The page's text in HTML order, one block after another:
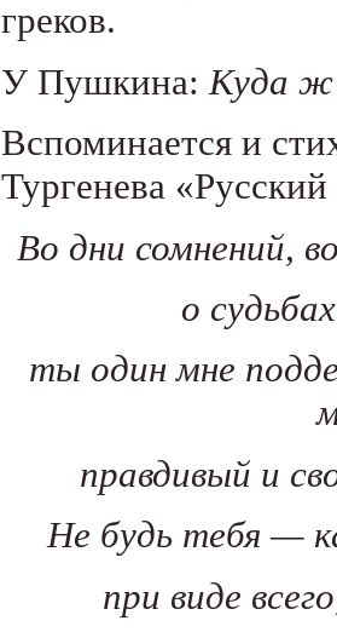
греков.
У Пушкина: Куда
Вспоминается и
Тургенева «
Во дни сомнений,
о
ты один мне
правдивый и
Не будь тебя —
при виде